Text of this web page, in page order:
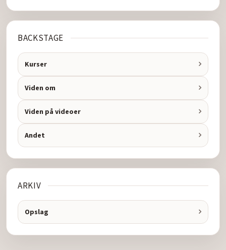
BACKSTAGE
Kurser
Viden om
Viden på videoer
Andet
ARKIV
Opslag